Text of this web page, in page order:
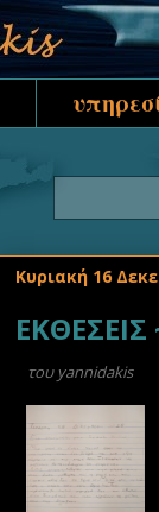
Κυριακή 16
του yannidakis